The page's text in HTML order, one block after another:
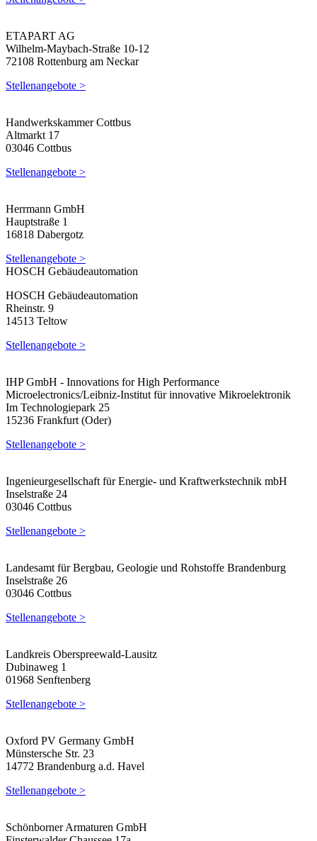
ETAPART AG
Wilhelm-Maybach-Straße 10-12
72108 Rottenburg am Neckar
Stellenangebote >
Handwerkskammer Cottbus
Altmarkt 17
03046 Cottbus
Stellenangebote >
Herrmann GmbH
Hauptstraße 1
16818 Dabergotz
Stellenangebote >
HOSCH Gebäudeautomation
HOSCH Gebäudeautomation
Rheinstr. 9
14513 Teltow
Stellenangebote >
IHP GmbH - Innovations for High Performance
Microelectronics/Leibniz-Institut für innovative Mikroelektronik
Im Technologiepark 25
15236 Frankfurt (Oder)
Stellenangebote >
Ingenieurgesellschaft für Energie- und Kraftwerkstechnik mbH
Inselstraße 24
03046 Cottbus
Stellenangebote >
Landesamt für Bergbau, Geologie und Rohstoffe Brandenburg
Inselstraße 26
03046 Cottbus
Stellenangebote >
Landkreis Oberspreewald-Lausitz
Dubinaweg 1
01968 Senftenberg
Stellenangebote >
Oxford PV Germany GmbH
Münstersche Str. 23
14772 Brandenburg a.d. Havel
Stellenangebote >
Schönborner Armaturen GmbH